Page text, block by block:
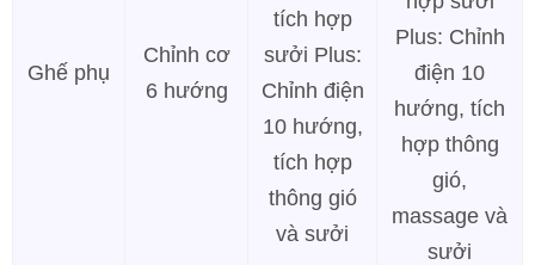
Ghế phụ
Chỉnh cơ
6 hướng
tích hợp
sưởi Plus:
Chỉnh điện
10 hướng,
tích hợp
thông gió
và sưởi
Plus: Chỉnh
điện 10
hướng, tích
hợp thông
gió,
massage và
sưởi